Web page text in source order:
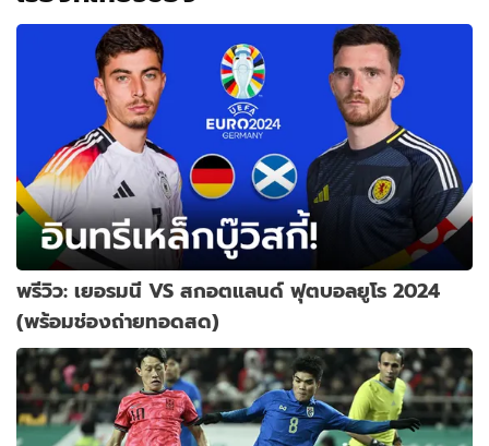
พรีวิว: เยอรมนี VS สกอตแลนด์ ฟุตบอลยูโร 2024
(พร้อมช่องถ่ายทอดสด)